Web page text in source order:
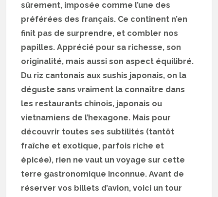
sûrement, imposée comme l’une des
préférées des français. Ce continent n’en
finit pas de surprendre, et combler nos
papilles. Apprécié pour sa richesse, son
originalité, mais aussi son aspect équilibré.
Du riz cantonais aux sushis japonais, on la
déguste sans vraiment la connaître dans
les restaurants chinois, japonais ou
vietnamiens de l’hexagone. Mais pour
découvrir toutes ses subtilités (tantôt
fraîche et exotique, parfois riche et
épicée), rien ne vaut un voyage sur cette
terre gastronomique inconnue. Avant de
réserver vos billets d’avion, voici un tour